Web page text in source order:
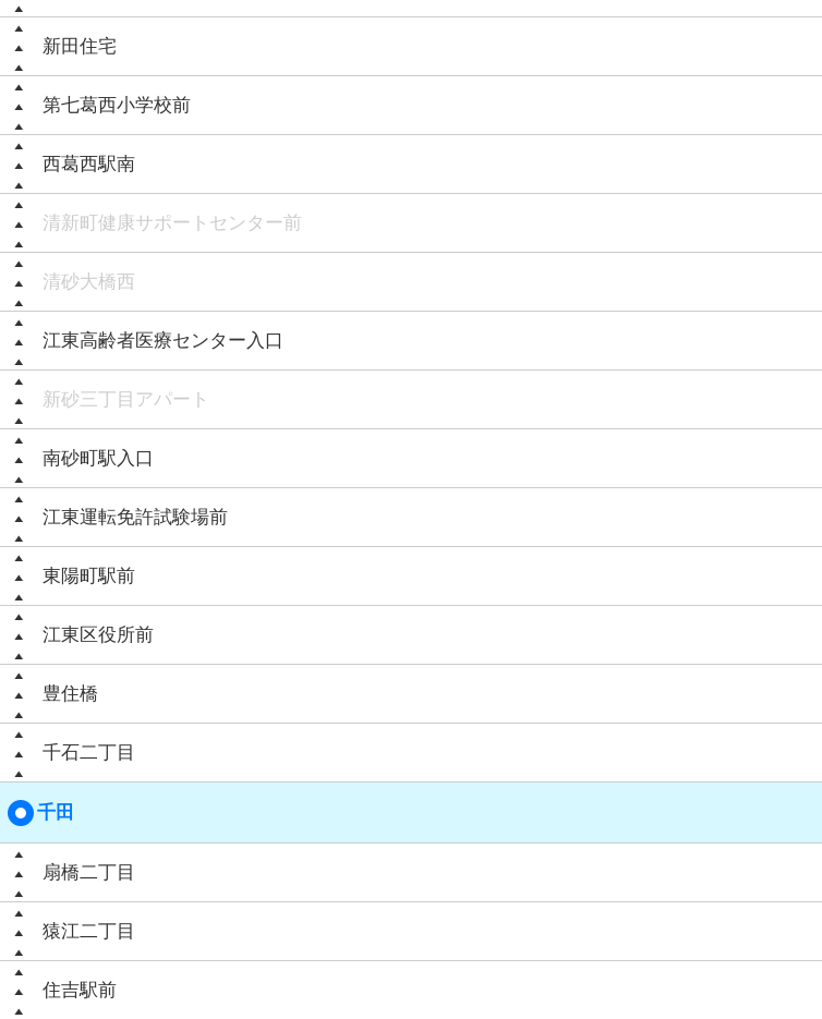
新田住宅
第七葛西小学校前
西葛西駅南
清新町健康サポートセンター前
清砂大橋西
江東高齢者医療センター入口
新砂三丁目アパート
南砂町駅入口
江東運転免許試験場前
東陽町駅前
江東区役所前
豊住橋
千石二丁目
千田
扇橋二丁目
猿江二丁目
住吉駅前